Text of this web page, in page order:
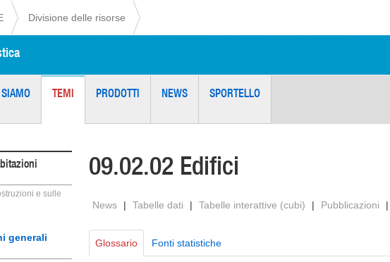
Divisione delle risorse
TEMI PRODOTTI NEWS SPORTELLO
e sulle
generali
09.02.02 Edifici
News | Tabelle dati | Tabelle interattive (cubi) | Pubblicazioni |
Glossario Fonti statistiche